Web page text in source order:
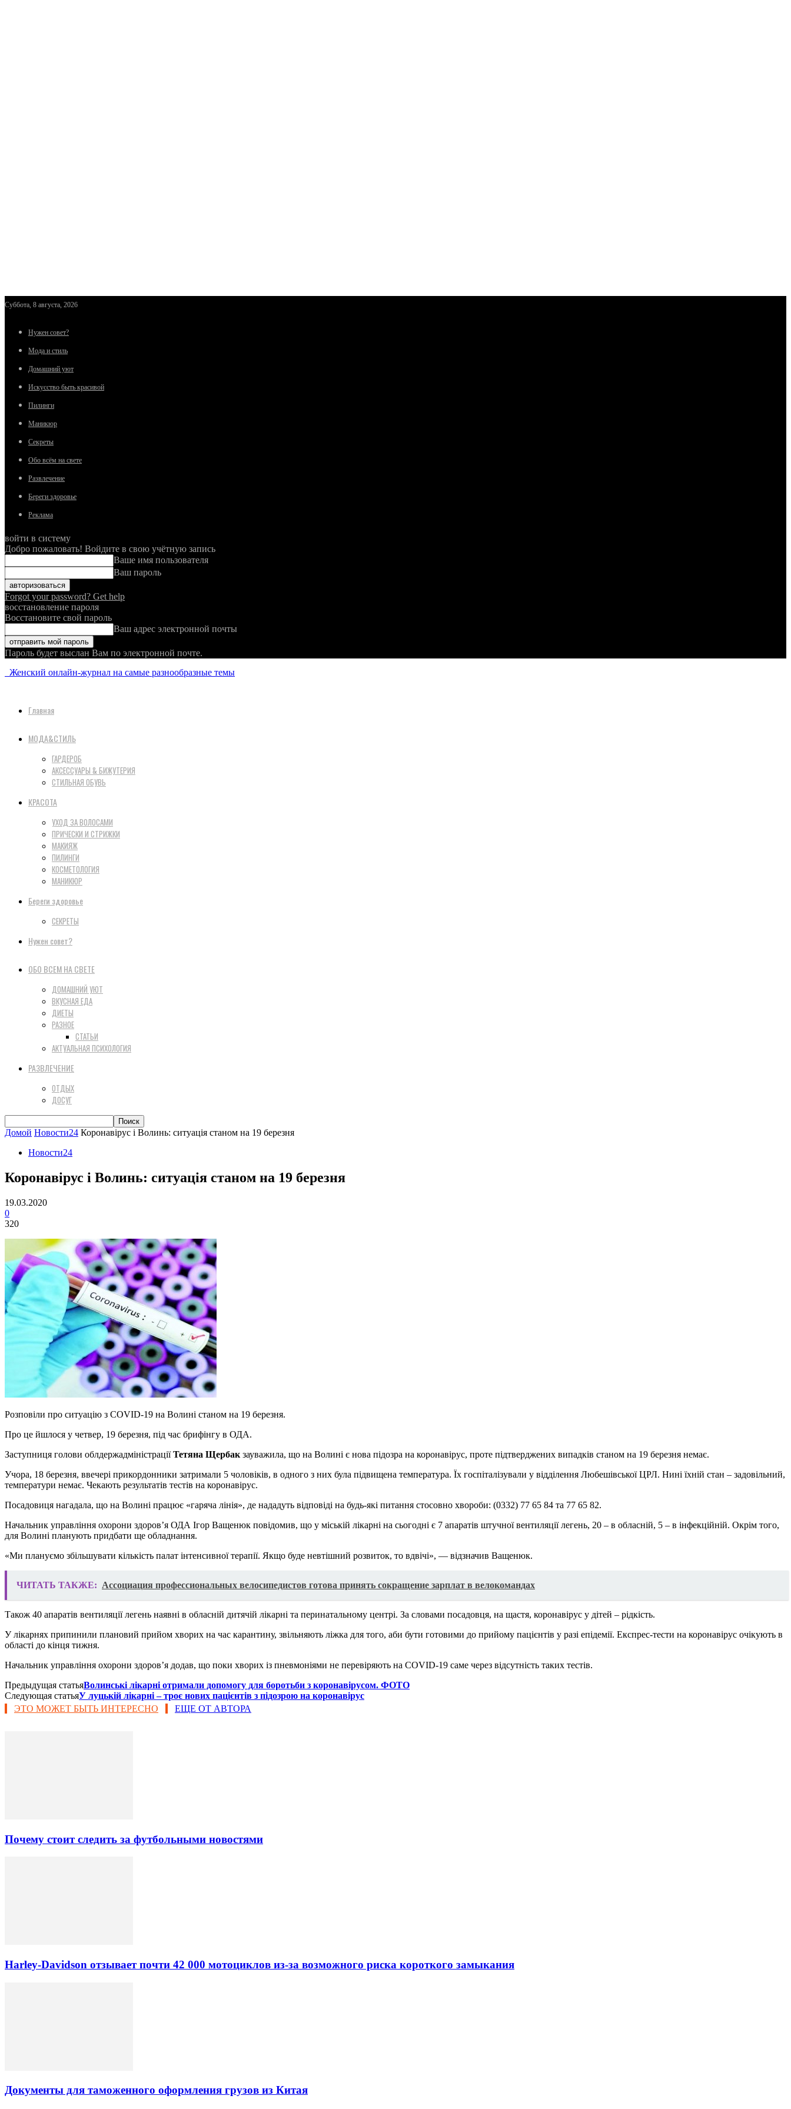
Суббота, 8 августа, 2026
Нужен совет?
Мода и стиль
Домашний уют
Искусство быть красивой
Пилинги
Маникюр
Секреты
Обо всём на свете
Развлечение
Береги здоровье
Реклама
войти в систему
Добро пожаловать! Войдите в свою учётную запись
Ваше имя пользователя
Ваш пароль
Forgot your password? Get help
восстановление пароля
Восстановите свой пароль
Ваш адрес электронной почты
Пароль будет выслан Вам по электронной почте.
Женский онлайн-журнал на самые разнообразные темы
Главная
МОДА&СТИЛЬ
ГАРДЕРОБ
АКСЕССУАРЫ & БИЖУТЕРИЯ
СТИЛЬНАЯ ОБУВЬ
КРАСОТА
УХОД ЗА ВОЛОСАМИ
ПРИЧЕСКИ И СТРИЖКИ
МАКИЯЖ
ПИЛИНГИ
КОСМЕТОЛОГИЯ
МАНИКЮР
Береги здоровье
СЕКРЕТЫ
Нужен совет?
ОБО ВСЕМ НА СВЕТЕ
ДОМАШНИЙ УЮТ
ВКУСНАЯ ЕДА
ДИЕТЫ
РАЗНОЕ
СТАТЬИ
АКТУАЛЬНАЯ ПСИХОЛОГИЯ
РАЗВЛЕЧЕНИЕ
ОТДЫХ
ДОСУГ
Домой Новости24 Коронавірус і Волинь: ситуація станом на 19 березня
Новости24
Коронавірус і Волинь: ситуація станом на 19 березня
19.03.2020
0
320
Розповіли про ситуацію з COVID-19 на Волині станом на 19 березня.
Про це йшлося у четвер, 19 березня, під час брифінгу в ОДА.
Заступниця голови облдержадміністраціїТетяна Щербак зауважила, що на Волині є нова підозра на коронавірус, проте підтверджених випадків станом на 19 березня немає.
Учора, 18 березня, ввечері прикордонники затримали 5 чоловіків, в одного з них була підвищена температура. Їх госпіталізували у відділення Любешівської ЦРЛ. Нині їхній стан – задовільний,
температури немає. Чекають результатів тестів на коронавірус.
Посадовиця нагадала, що на Волині працює «гаряча лінія», де нададуть відповіді на будь-які питання стосовно хвороби: (0332) 77 65 84 та 77 65 82.
Начальник управління охорони здоров’я ОДА Ігор Ващенюк повідомив, що у міській лікарні на сьогодні є 7 апаратів штучної вентиляції легень, 20 – в обласній, 5 – в інфекційній. Окрім того,
для Волині планують придбати ще обладнання.
«Ми плануємо збільшувати кількість палат інтенсивної терапії. Якщо буде невтішний розвиток, то вдвічі», — відзначив Ващенюк.
ЧИТАТЬ ТАКЖЕ: Ассоциация профессиональных велосипедистов готова принять сокращение зарплат в велокомандах
Також 40 апаратів вентиляції легень наявні в обласній дитячій лікарні та перинатальному центрі. За словами посадовця, на щастя, коронавірус у дітей – рідкість.
У лікарнях припинили плановий прийом хворих на час карантину, звільняють ліжка для того, аби бути готовими до прийому пацієнтів у разі епідемії. Експрес-тести на коронавірус очікують в
області до кінця тижня.
Начальник управління охорони здоров’я додав, що поки хворих із пневмоніями не перевіряють на COVID-19 саме через відсутність таких тестів.
Предыдущая статьяВолинські лікарні отримали допомогу для боротьби з коронавірусом. ФОТО
Следующая статьяУ луцькій лікарні – троє нових пацієнтів з підозрою на коронавірус
ЭТО МОЖЕТ БЫТЬ ИНТЕРЕСНО
ЕЩЕ ОТ АВТОРА
Почему стоит следить за футбольными новостями
Harley-Davidson отзывает почти 42 000 мотоциклов из-за возможного риска короткого замыкания
Документы для таможенного оформления грузов из Китая